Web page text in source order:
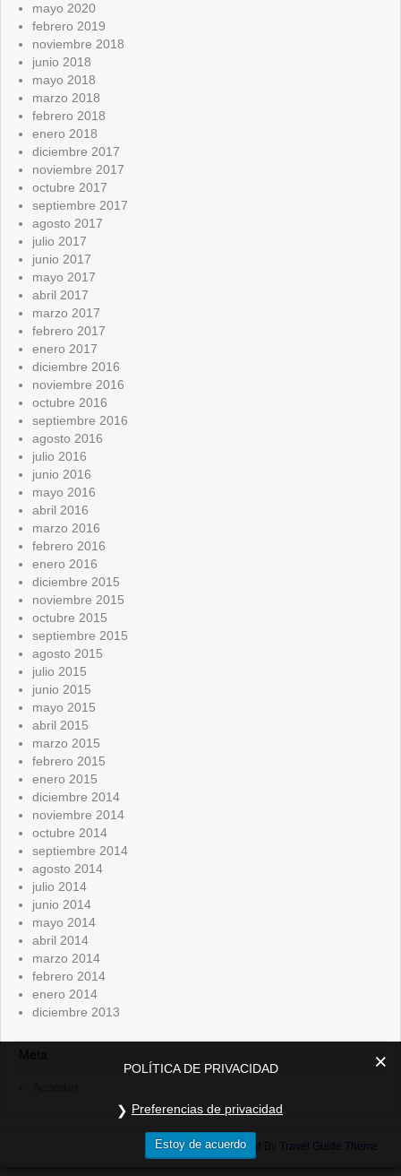
mayo 2020
febrero 2019
noviembre 2018
junio 2018
mayo 2018
marzo 2018
febrero 2018
enero 2018
diciembre 2017
noviembre 2017
octubre 2017
septiembre 2017
agosto 2017
julio 2017
junio 2017
mayo 2017
abril 2017
marzo 2017
febrero 2017
enero 2017
diciembre 2016
noviembre 2016
octubre 2016
septiembre 2016
agosto 2016
julio 2016
junio 2016
mayo 2016
abril 2016
marzo 2016
febrero 2016
enero 2016
diciembre 2015
noviembre 2015
octubre 2015
septiembre 2015
agosto 2015
julio 2015
junio 2015
mayo 2015
abril 2015
marzo 2015
febrero 2015
enero 2015
diciembre 2014
noviembre 2014
octubre 2014
septiembre 2014
agosto 2014
julio 2014
junio 2014
mayo 2014
abril 2014
marzo 2014
febrero 2014
enero 2014
diciembre 2013
Meta
Powered By Travel Guide Theme
POLÍTICA DE PRIVACIDAD
Preferencias de privacidad
Estoy de acuerdo